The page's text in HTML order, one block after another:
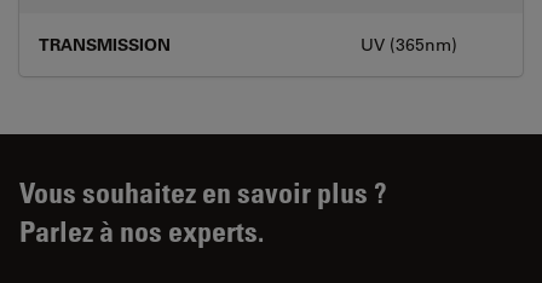
TRANSMISSION UV (365nm)
Vous souhaitez en savoir plus ?
Parlez à nos experts.